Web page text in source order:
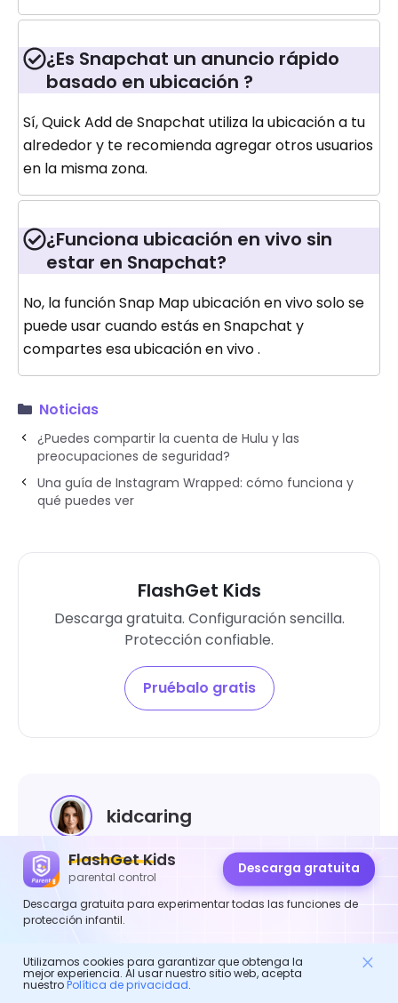
¿Es Snapchat un anuncio rápido
basado en ubicación ?
Sí, Quick Add de Snapchat utiliza la ubicación a tu
alrededor y te recomienda agregar otros usuarios
en la misma zona.
¿Funciona ubicación en vivo sin
estar en Snapchat?
No, la función Snap Map ubicación en vivo solo se
puede usar cuando estás en Snapchat y
compartes esa ubicación en vivo .
Noticias
¿Puedes compartir la cuenta de Hulu y las
preocupaciones de seguridad?
Una guía de Instagram Wrapped: cómo funciona y
qué puedes ver
FlashGet Kids
Descarga gratuita. Configuración sencilla.
Protección confiable.
Pruébalo gratis
kidcaring
kidcaring, redactor jefe de FlashGet Kids.
Se dedica a dar forma al control parental
en el mundo digital. Es una experta en la
involucrado en la elaboración de informes
y la redacción de diferentes aplicaciones
de control parental. Durante los últimos
FlashGet Kids
parental control
Descarga gratuita
Descarga gratuita para experimentar todas las funciones de
protección infantil.
Utilizamos cookies para garantizar que obtenga la
mejor experiencia. Al usar nuestro sitio web, acepta
nuestroPolítica de privacidad.